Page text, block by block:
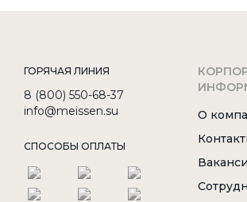
ГОРЯЧАЯ ЛИНИЯ
8 (800) 550-68-37
info@meissen.su
СПОСОБЫ ОПЛАТЫ
О